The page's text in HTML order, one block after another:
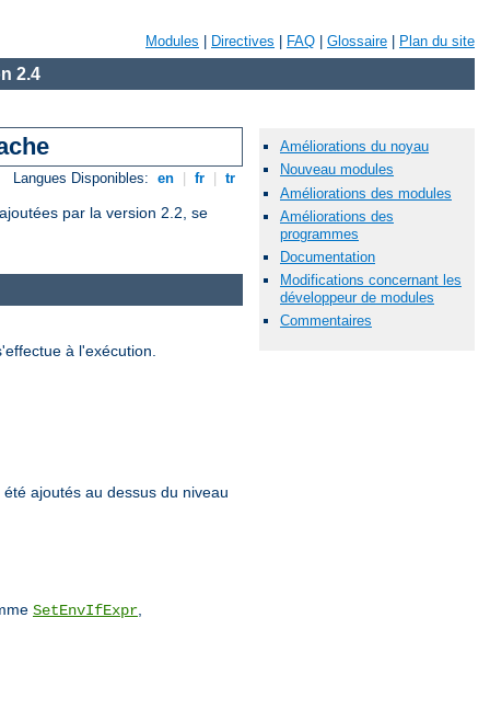
Modules Directives FAQ Glossaire Plan du site
2.4
Langues Disponibles: en fr tr
par la version 2.2, se
Améliorations du noyau
Nouveau modules
Améliorations des modules
Améliorations des
programmes
Documentation
Modifications concernant les
développeur de modules
Commentaires
à l'exécution.
ajoutés au dessus du niveau
SetEnvIfExpr